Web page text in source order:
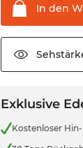
In den
Exklusive
Kostenloser